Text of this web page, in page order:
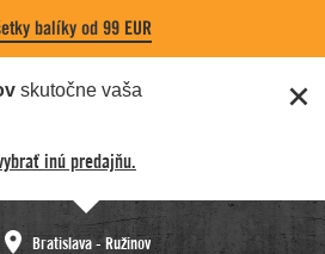
balíky od 99 EUR
skutočne vaša
inú predajňu.
Bratislava - Ružinov